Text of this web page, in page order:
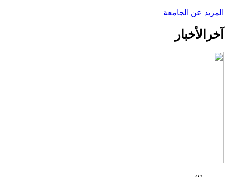
المزيد عن الجامعة
آخر الأخبار